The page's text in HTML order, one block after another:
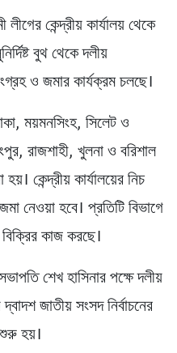
কেন্দ্রীয় কার্যালয় থেকে
বুথ থেকে দলীয়
ও জমার কার্যক্রম চলছে।
ময়মনসিংহ, সিলেট ও
রাজশাহী, খুলনা ও বরিশাল
কেন্দ্রীয় কার্যালয়ের নিচ
নেওয়া হবে। প্রতিটি বিভাগে
কাজ করছে।
শেখ হাসিনার পক্ষে দলীয়
জাতীয় সংসদ নির্বাচনের
হয়।